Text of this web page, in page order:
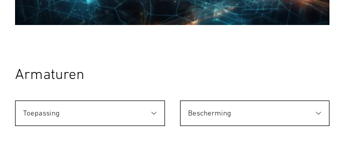
Armaturen
Toepassing Bescherming